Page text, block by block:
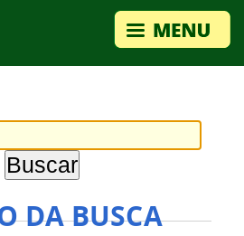
DA BUSCA